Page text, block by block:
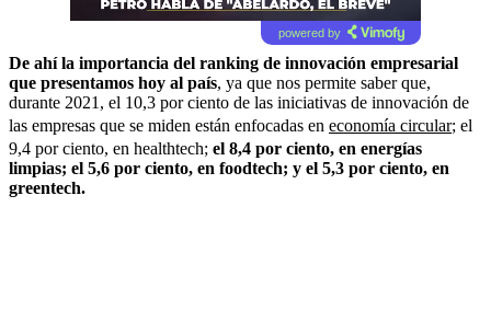
powered by
De ahí la importancia del ranking de innovación empresarial
que presentamos hoy al país, ya que nos permite saber que,
durante 2021, el 10,3 por ciento de las iniciativas de innovación de
las empresas que se miden están enfocadas en economía circular; el
9,4 por ciento, en healthtech; el 8,4 por ciento, en energías
limpias; el 5,6 por ciento, en foodtech; y el 5,3 por ciento, en
greentech.